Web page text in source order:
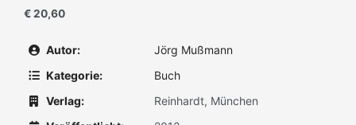
€ 20,60
Autor:
Jörg Mußmann
Kategorie:
Buch
Verlag:
Reinhardt, München